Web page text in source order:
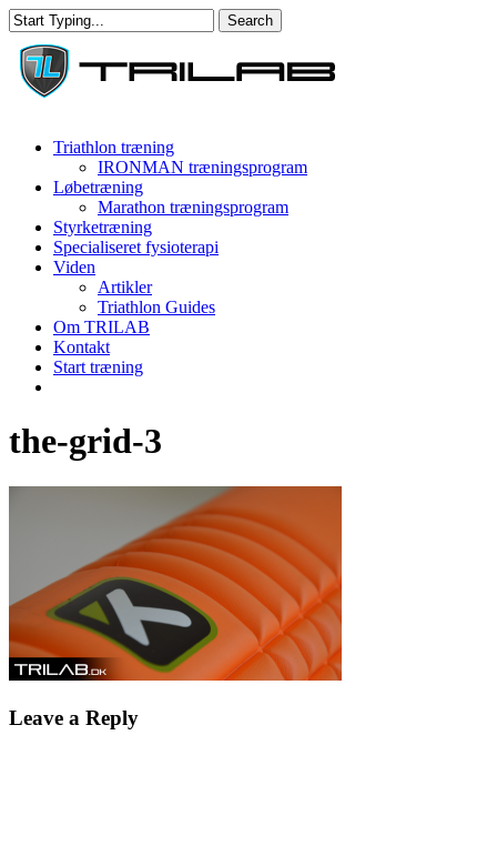
Skip
to
main
content
Search
Close
Search
Menu
Triathlon træning
IRONMAN træningsprogram
Løbetræning
Marathon træningsprogram
Styrketræning
Specialiseret fysioterapi
Viden
Artikler
Triathlon Guides
Om TRILAB
Kontakt
Start træning
the-grid-3
Leave a Reply